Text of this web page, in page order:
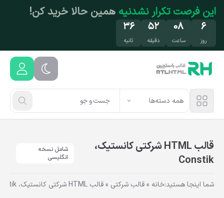
رفتن به محتوای اصلی
تخفیف فقط این هفتهمهمون ما باش!
۶
روز
۰۸
ساعت
۵۲
دقیقه
۳۵
ثانیه
همه دسته‌ها
قالب HTML شرکتی کانستیک،
Constik
شامل نسخه
انگلیسی
شما اینجا هستید:خانه »قالب شرکتی »قالب HTML شرکتی کانستیک، Constik